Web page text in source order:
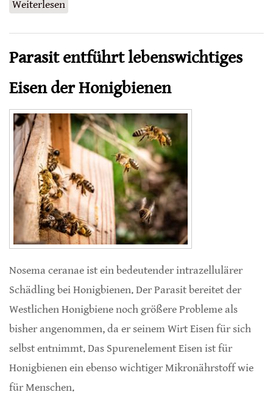
Weiterlesen
Parasit entführt lebenswichtiges
Eisen der Honigbienen
Nosema ceranae ist ein bedeutender intrazellulärer
Schädling bei Honigbienen. Der Parasit bereitet der
Westlichen Honigbiene noch größere Probleme als
bisher angenommen, da er seinem Wirt Eisen für sich
selbst entnimmt. Das Spurenelement Eisen ist für
Honigbienen ein ebenso wichtiger Mikronährstoff wie
für Menschen.